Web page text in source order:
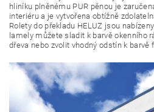
hliníku plněnému PUR pěnou je
interiéru a je vytvořena obtížně
Rolety do překladu HELUZ jsou
lamely můžete sladit k barvě okenního
dřeva nebo zvolit vhodný odstín k barvě